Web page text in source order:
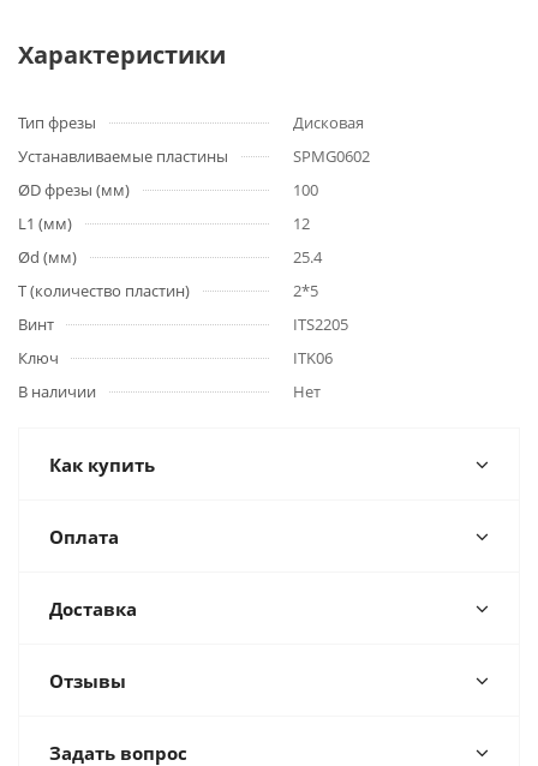
Характеристики
Тип фрезы
Дисковая
Устанавливаемые пластины
SPMG0602
ØD фрезы (мм)
100
L1 (мм)
12
Ød (мм)
25.4
T (количество пластин)
2*5
Винт
ITS2205
Ключ
ITK06
В наличии
Нет
Как купить
Оплата
Доставка
Отзывы
Задать вопрос